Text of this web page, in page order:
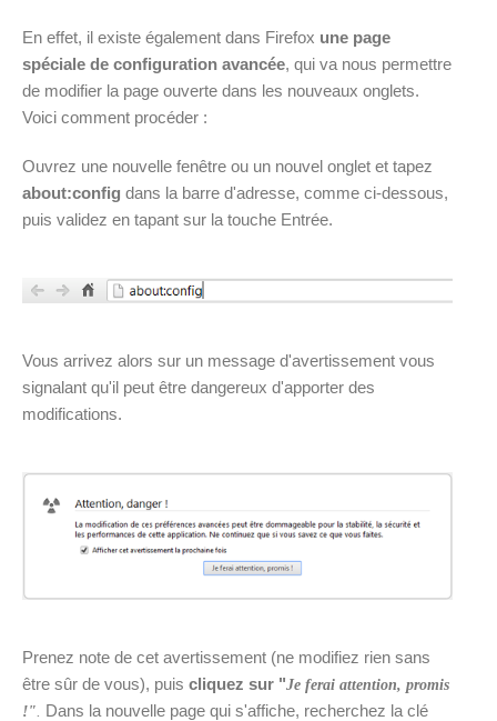
En effet, il existe également dans Firefox une page
spéciale de configuration avancée, qui va nous permettre
de modifier la page ouverte dans les nouveaux onglets.
Voici comment procéder :
Ouvrez une nouvelle fenêtre ou un nouvel onglet et tapez
about:config dans la barre d'adresse, comme ci-dessous,
puis validez en tapant sur la touche Entrée.
Vous arrivez alors sur un message d'avertissement vous
signalant qu'il peut être dangereux d'apporter des
modifications.
Prenez note de cet avertissement (ne modifiez rien sans
être sûr de vous), puis cliquez sur "Je ferai attention, promis
!"
Dans la nouvelle page qui s'affiche, recherchez la clé